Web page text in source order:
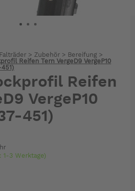
Falträder > Zubehör > Bereifung >
Reifen Tern VergeD9 VergeP10
451)
Reifen
VergeP10
451)
3 Werktage)